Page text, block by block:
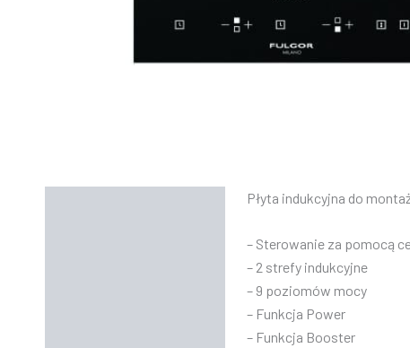
Płyta indukcyjna do
– Sterowanie za pomocą
– 2 strefy indukcyjne
– 9 poziomów mocy
– Funkcja Power
– Funkcja Booster